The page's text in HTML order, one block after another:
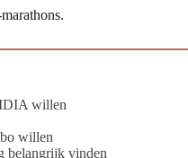
willen
willen
belangrijk vinden